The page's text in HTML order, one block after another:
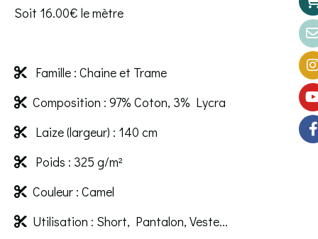
Soit 16.00€ le mètre
 Famille : Chaine et Trame
 Composition : 97% Coton, 3% Lycra
 Laize (largeur) : 140 cm
 Poids : 325 g/m²
 Couleur : Camel
 Utilisation : Short, Pantalon, Veste...